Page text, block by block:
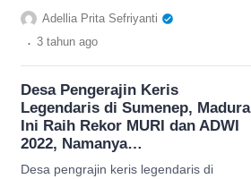
kemerdekaan Indoneisa yang berasal
dari Tanah Karo, inilah sosoknya.
Adellia Prita Sefriyanti
. 3 tahun ago
Desa Pengerajin Keris
Legendaris di Sumenep, Madura
Ini Raih Rekor MURI dan ADWI
2022, Namanya…
Desa pengrajin keris legendaris di